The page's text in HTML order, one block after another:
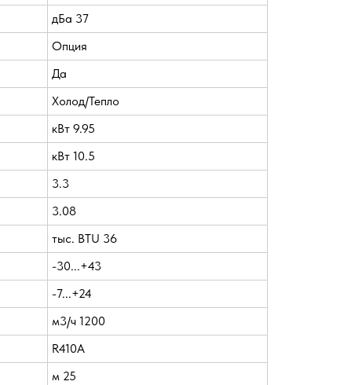
дБа 37
Опция
Да
Холод/Тепло
кВт 9.95
кВт 10.5
3.3
3.08
тыс. BTU 36
-30...+43
-7...+24
м3/ч 1200
R410A
м 25